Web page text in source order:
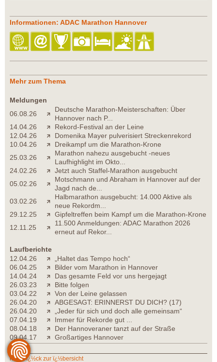
Informationen: ADAC Marathon Hannover
Mehr zum Thema
Meldungen
06.08.26
Deutsche Marathon-Meisterschaften: Über
Hannover nach P...
14.04.26
Rekord-Festival an der Leine
12.04.26
Domenika Mayer pulverisiert Streckenrekord
10.04.26
Dreikampf um die Marathon-Krone
25.03.26
Marathon nahezu ausgebucht -neues
Laufhighlight im Okto...
24.02.26
Jetzt auch Staffel-Marathon ausgebucht
05.02.26
Motschmann und Abraham in Hannover auf der
Jagd nach de...
03.02.26
Halbmarathon ausgebucht: 14.000 Aktive als
neue Rekordm...
29.12.25
Gipfeltreffen beim Kampf um die Marathon-Krone
12.11.25
11.500 Anmeldungen: ADAC Marathon 2026
erneut auf Rekor...
Laufberichte
12.04.26
„Haltet das Tempo hoch“
06.04.25
Bilder vom Marathon in Hannover
14.04.24
Das gesamte Feld vor uns hergejagt
26.03.23
Bitte folgen
03.04.22
Von der Leine gelassen
26.04.20
ABGESAGT: ERINNERST DU DICH? (17)
26.04.20
„Jeder für sich und doch alle gemeinsam“
07.04.19
Immer für Rekorde gut ...
08.04.18
Der Hannoveraner tanzt auf der Straße
09.04.17
Großartiges Hannover
zurï¿½ck zur ï¿½bersicht